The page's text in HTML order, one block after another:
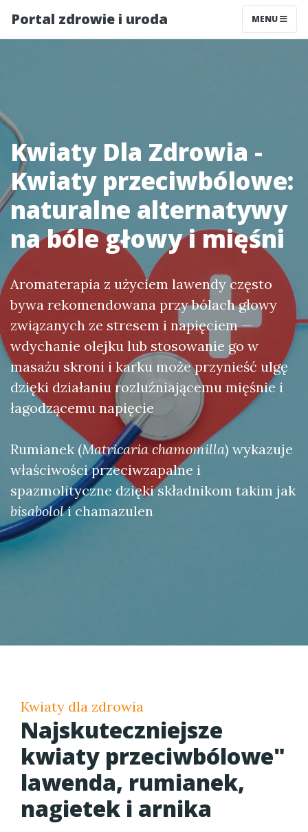
Portal zdrowie i uroda MENU
Kwiaty Dla Zdrowia -
Kwiaty przeciwbólowe:
naturalne alternatywy
na bóle głowy i mięśni
Aromaterapia z użyciem lawendy często
bywa rekomendowana przy bólach głowy
związanych ze stresem i napięciem —
wdychanie olejku lub stosowanie go w
masażu skroni i karku może przynieść ulgę
dzięki działaniu rozluźniającemu mięśnie i
łagodzącemu napięcie
Rumianek (Matricaria chamomilla) wykazuje
właściwości przeciwzapalne i
spazmolityczne dzięki składnikom takim jak
bisabololi chamazulen
Kwiaty dla zdrowia
Najskuteczniejsze
kwiaty przeciwbólowe"
lawenda, rumianek,
nagietek i arnika